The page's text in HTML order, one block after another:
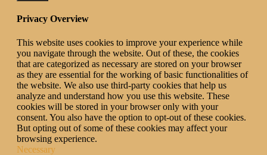
Privacy Overview
This website uses cookies to improve your experience while
you navigate through the website. Out of these, the cookies
that are categorized as necessary are stored on your browser
as they are essential for the working of basic functionalities of
the website. We also use third-party cookies that help us
analyze and understand how you use this website. These
cookies will be stored in your browser only with your
consent. You also have the option to opt-out of these cookies.
But opting out of some of these cookies may affect your
browsing experience.
Necessary